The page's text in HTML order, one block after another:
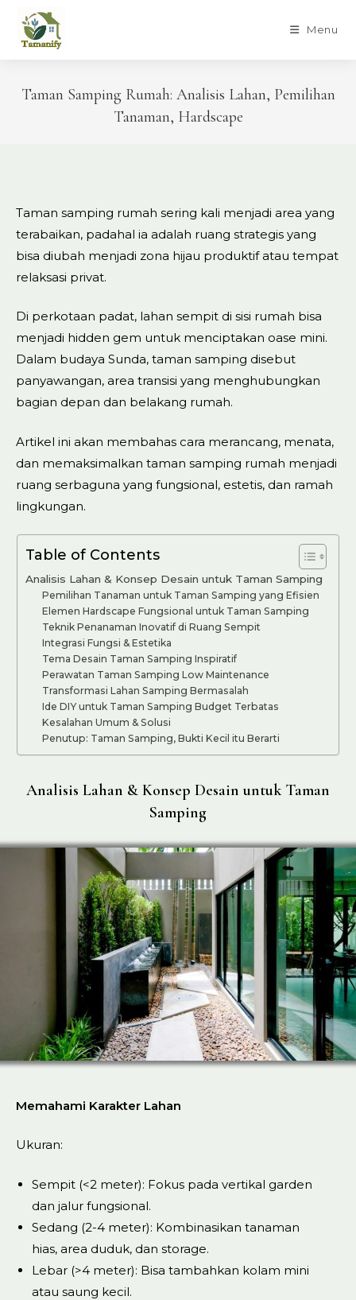
content
Menu
Taman Samping Rumah: Analisis Lahan, Pemilihan
Tanaman, Hardscape
Taman samping rumah sering kali menjadi area yang
terabaikan, padahal ia adalah ruang strategis yang
bisa diubah menjadi zona hijau produktif atau tempat
relaksasi privat.
Di perkotaan padat, lahan sempit di sisi rumah bisa
menjadi hidden gem untuk menciptakan oase mini.
Dalam budaya Sunda, taman samping disebut
panyawangan, area transisi yang menghubungkan
bagian depan dan belakang rumah.
Artikel ini akan membahas cara merancang, menata,
dan memaksimalkan taman samping rumah menjadi
ruang serbaguna yang fungsional, estetis, dan ramah
lingkungan.
Table of Contents
Analisis Lahan & Konsep Desain untuk Taman Samping
Pemilihan Tanaman untuk Taman Samping yang Efisien
Elemen Hardscape Fungsional untuk Taman Samping
Teknik Penanaman Inovatif di Ruang Sempit
Integrasi Fungsi & Estetika
Tema Desain Taman Samping Inspiratif
Perawatan Taman Samping Low Maintenance
Transformasi Lahan Samping Bermasalah
Ide DIY untuk Taman Samping Budget Terbatas
Kesalahan Umum & Solusi
Penutup: Taman Samping, Bukti Kecil itu Berarti
Analisis Lahan & Konsep Desain untuk Taman
Samping
Memahami Karakter Lahan
Ukuran:
Sempit (<2 meter): Fokus pada vertikal garden
dan jalur fungsional.
Sedang (2-4 meter): Kombinasikan tanaman
hias, area duduk, dan storage.
Lebar (>4 meter): Bisa tambahkan kolam mini
atau saung kecil.